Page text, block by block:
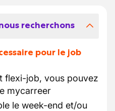
recherchons
pour le job
flexi-job, vous pouvez
mycarreer
le week-end et/ou